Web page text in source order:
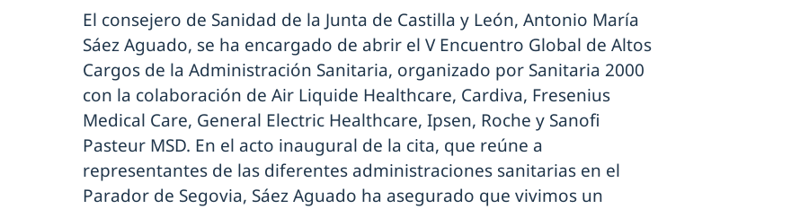
El consejero de Sanidad de la Junta de Castilla y León, Antonio María
Sáez Aguado, se ha encargado de abrir el V Encuentro Global de Altos
Cargos de la Administración Sanitaria, organizado por Sanitaria 2000
con la colaboración de Air Liquide Healthcare, Cardiva, Fresenius
Medical Care, General Electric Healthcare, Ipsen, Roche y Sanofi
Pasteur MSD. En el acto inaugural de la cita, que reúne a
representantes de las diferentes administraciones sanitarias en el
Parador de Segovia, Sáez Aguado ha asegurado que vivimos un